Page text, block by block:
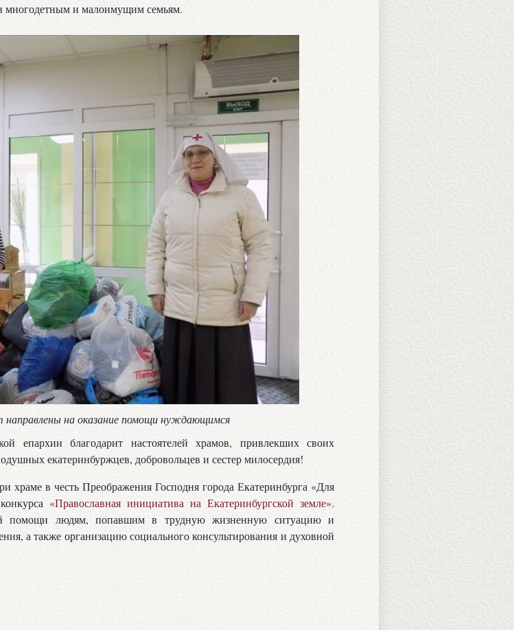
многодетным и малоимущим семьям.
направлены на оказание помощи нуждающимся
епархии благодарит настоятелей храмов, привлекших своих
екатеринбуржцев, добровольцев и сестер милосердия!
храме в честь Преображения Господня города Екатеринбурга «Для
«Православная инициатива на Екатеринбургской земле».
помощи людям, попавшим в трудную жизненную ситуацию и
а также организацию социального консультирования и духовной